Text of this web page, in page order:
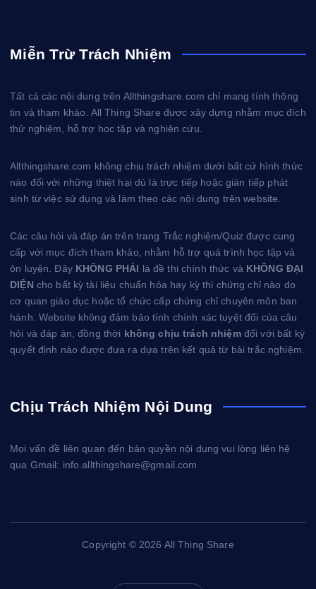
l
x
e
Miễn Trừ Trách Nhiệm
Tất cả các nội dung trên Allthingshare.com chỉ mang tính thông
tin và tham khảo. All Thing Share được xây dựng nhằm mục đích
thử nghiệm, hỗ trợ học tập và nghiên cứu.
Allthingshare.com không chịu trách nhiệm dưới bất cứ hình thức
nào đối với những thiệt hại dù là trực tiếp hoặc gián tiếp phát
sinh từ việc sử dụng và làm theo các nội dung trên website.
Các câu hỏi và đáp án trên trang Trắc nghiệm/Quiz được cung
cấp với mục đích tham khảo, nhằm hỗ trợ quá trình học tập và
ôn luyện. Đây KHÔNG PHẢI là đề thi chính thức và KHÔNG ĐẠI
DIỆN cho bất kỳ tài liệu chuẩn hóa hay kỳ thi chứng chỉ nào do
cơ quan giáo dục hoặc tổ chức cấp chứng chỉ chuyên môn ban
hành. Website không đảm bảo tính chính xác tuyệt đối của câu
hỏi và đáp án, đồng thời không chịu trách nhiệmđối với bất kỳ
quyết định nào được đưa ra dựa trên kết quả từ bài trắc nghiệm.
Chịu Trách Nhiệm Nội Dung
Mọi vấn đề liên quan đến bản quyền nội dung vui lòng liên hệ
qua Gmail: info.allthingshare@gmail.com
Copyright © 2026 All Thing Share